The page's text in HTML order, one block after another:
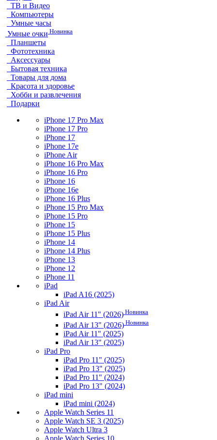
ТВ и Видео
Компьютеры
Умные часы
Умные очки Новинка
Планшеты
Фототехника
Аксессуары
Бытовая техника
Товары для дома
Красота и здоровье
Хобби и развлечения
Подарки
iPhone 17 Pro Max
iPhone 17 Pro
iPhone 17
iPhone 17e
iPhone Air
iPhone 16 Pro Max
iPhone 16 Pro
iPhone 16
iPhone 16e
iPhone 16 Plus
iPhone 15 Pro Max
iPhone 15 Pro
iPhone 15
iPhone 15 Plus
iPhone 14
iPhone 14 Plus
iPhone 13
iPhone 12
iPhone 11
iPad
iPad A16 (2025)
iPad Air
iPad Air 11" (2026) Новинка
iPad Air 13" (2026) Новинка
iPad Air 11" (2025)
iPad Air 13" (2025)
iPad Pro
iPad Pro 11" (2025)
iPad Pro 13" (2025)
iPad Pro 11" (2024)
iPad Pro 13" (2024)
iPad mini
iPad mini (2024)
Apple Watch Series 11
Apple Watch SE 3 (2025)
Apple Watch Ultra 3
Apple Watch Series 10